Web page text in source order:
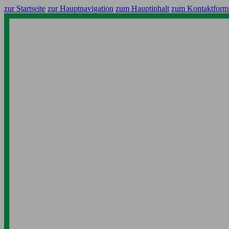
zur Startseite zur Hauptnavigation zum Hauptinhalt zum